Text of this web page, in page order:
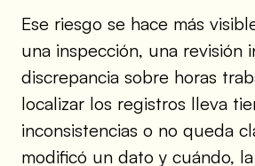
Ese riesgo se hace más
una inspección, una revisión
discrepancia sobre horas
localizar los registros lleva
inconsistencias o no queda
modificó un dato y cuándo,